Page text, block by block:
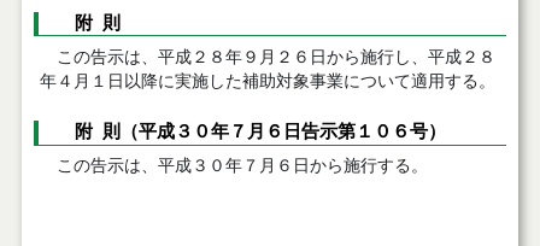
附 則
この告示は、平成２８年９月２６日から施行し、平成２８
年４月１日以降に実施した補助対象事業について適用する。
附 則（平成３０年７月６日告示第１０６号）
この告示は、平成３０年７月６日から施行する。